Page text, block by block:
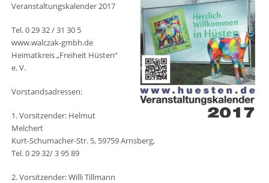
Veranstaltungskalender 2017
Tel. 0 29 32 / 31 30 5
www.walczak-gmbh.de
Heimatkreis „Freiheit Hüsten“
e. V.
Vorstandsadressen:
1. Vorsitzender: Helmut
Melchert
Kurt-Schumacher-Str. 5, 59759 Arnsberg,
Tel. 0 29 32/ 3 95 89
2. Vorsitzender: Willi Tillmann